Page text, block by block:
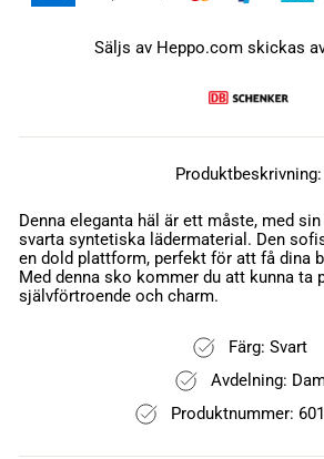
Säljs av Heppo.com skickas
Produktbeskrivning:
Denna eleganta häl är ett måste, med
svarta syntetiska lädermaterial. Den
en dold plattform, perfekt för att få dina
Med denna sko kommer du att kunna ta
självförtroende och charm.
Färg: Svart
Avdelning:
Produktnummer: